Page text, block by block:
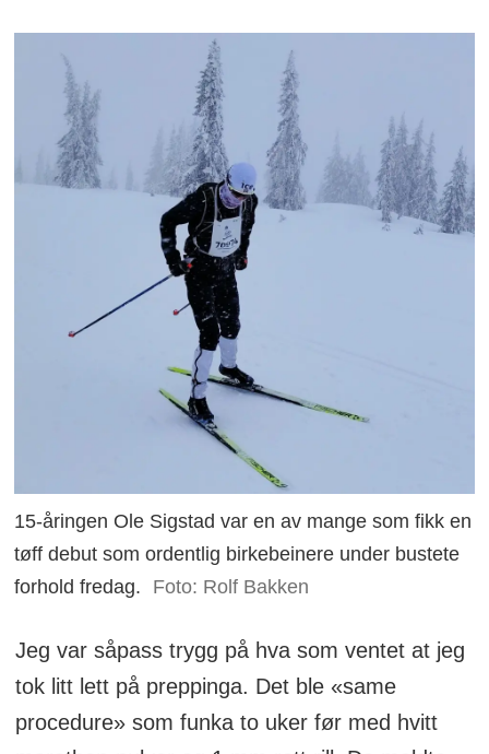
15-åringen Ole Sigstad var en av mange som fikk en
tøff debut som ordentlig birkebeinere under bustete
forhold fredag.
Foto: Rolf Bakken
Jeg var såpass trygg på hva som ventet at jeg
tok litt lett på preppinga. Det ble «same
procedure» som funka to uker før med hvitt